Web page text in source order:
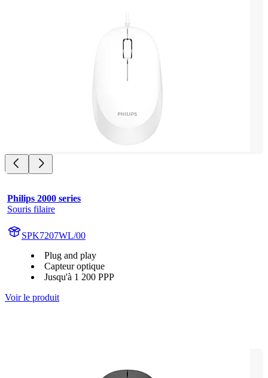
Philips 2000 series
Souris filaire
SPK7207WL/00
Plug and play
Capteur optique
Jusqu'à 1 200 PPP
Voir le produit